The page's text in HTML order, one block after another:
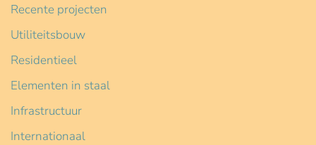
Recente projecten
Utiliteitsbouw
Residentieel
Elementen in staal
Infrastructuur
Internationaal